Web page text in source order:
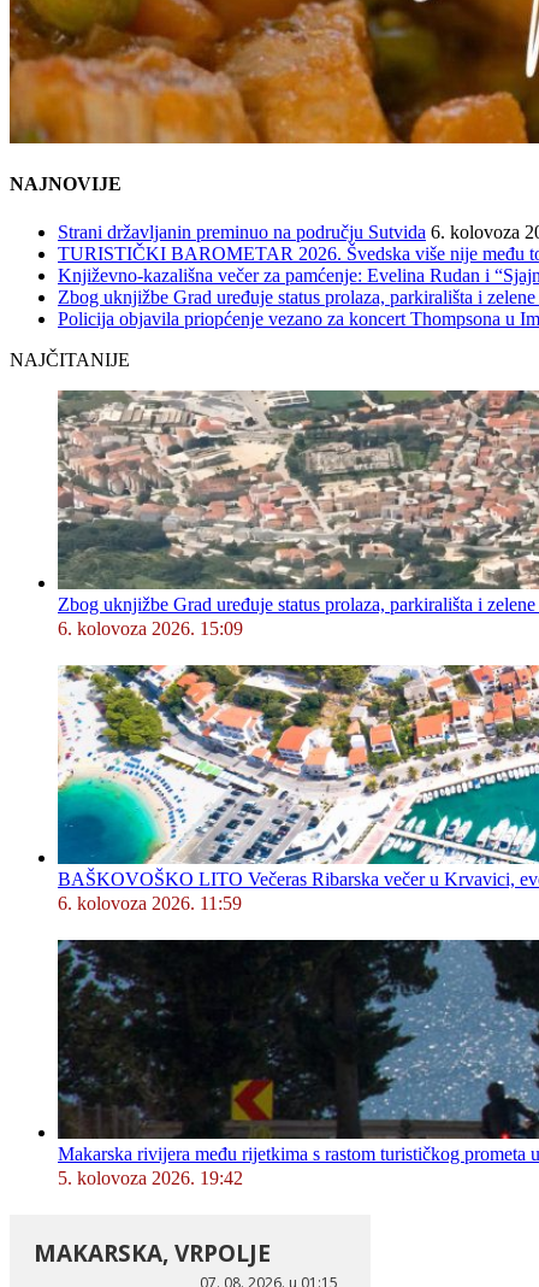
NAJNOVIJE
Strani državljanin preminuo na području Sutvida 6. kolovoza
TURISTIČKI BAROMETAR 2026. Švedska više nije među
Književno-kazališna večer za pamćenje: Evelina Rudan i
Zbog uknjižbe Grad uređuje status prolaza, parkirališta i
Policija objavila priopćenje vezano za koncert Thompsona u
NAJČITANIJE
Zbog uknjižbe Grad uređuje status prolaza, parkirališta i
6. kolovoza 2026. 15:09
BAŠKOVOŠKO LITO Večeras Ribarska večer u Krvavici,
6. kolovoza 2026. 11:59
Makarska rivijera među rijetkima s rastom turističkog prometa
5. kolovoza 2026. 19:42